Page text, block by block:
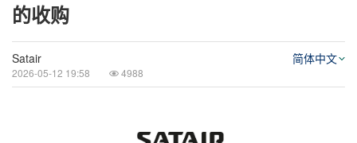
的收购
Satair
2026-05-12 19:58 4988
简体中文